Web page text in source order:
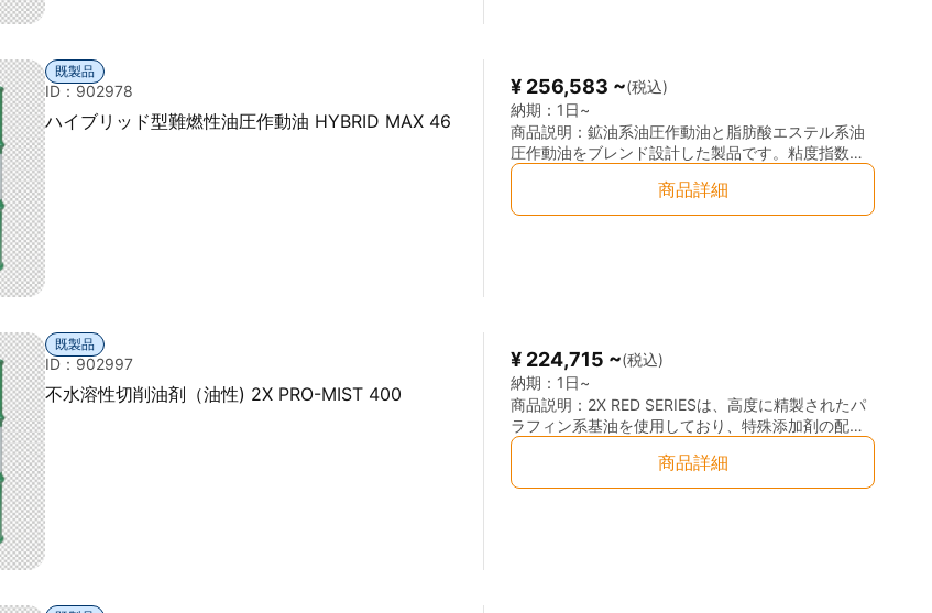
既製品
ID：902978
ハイブリッド型難燃性油圧作動油 HYBRID MAX 46
¥ 256,583 ~(税込)
納期： 1日~
商品説明： 鉱油系油圧作動油と脂肪酸エステル系油
圧作動油をブレンド設計した製品です。粘度指数が
非常に高く、温度変化による動粘度の変動が少ない
のが特長です。また、作動油の耐久性に優れ、安定
した機器制御が可能です。
商品詳細
既製品
ID：902997
不水溶性切削油剤（油性) 2X PRO-MIST 400
¥ 224,715 ~(税込)
納期： 1日~
商品説明： 2X RED SERIESは、高度に精製されたパ
ラフィン系基油を使用しており、特殊添加剤の配合
および加工方法に適した粘度により、お客様にご満
足いただける最高の性能を発揮します。非鉄金属、
一般鋼、合金鋼など、さまざまな素材に使用可能な
商品詳細